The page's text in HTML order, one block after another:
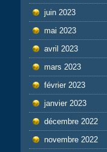
juin 2023
mai 2023
avril 2023
mars 2023
février 2023
janvier 2023
décembre 2022
novembre 2022